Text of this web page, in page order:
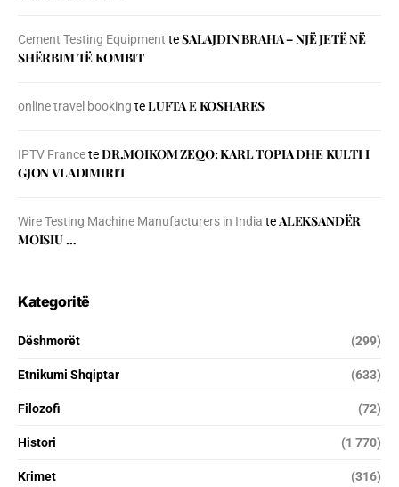
Cement Testing Equipment teSALAJDIN BRAHA – NJЁ JETЁ NЁ
SHЁRBIM TЁ KOMBIT
online travel booking teLUFTA E KOSHARES
IPTV FranceteDR.MOIKOM ZEQO: KARL TOPIA DHE KULTI I
GJON VLADIMIRIT
Wire Testing Machine Manufacturers in India teALEKSANDËR
MOISIU …
Kategoritë
Dëshmorët (299)
Etnikumi Shqiptar (633)
Filozofi (72)
Histori (1 770)
Krimet (316)